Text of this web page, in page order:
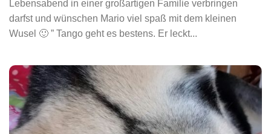
Lebensabend in einer großartigen Familie verbringen
darfst und wünschen Mario viel spaß mit dem kleinen
Wusel 🙂 ” Tango geht es bestens. Er leckt...